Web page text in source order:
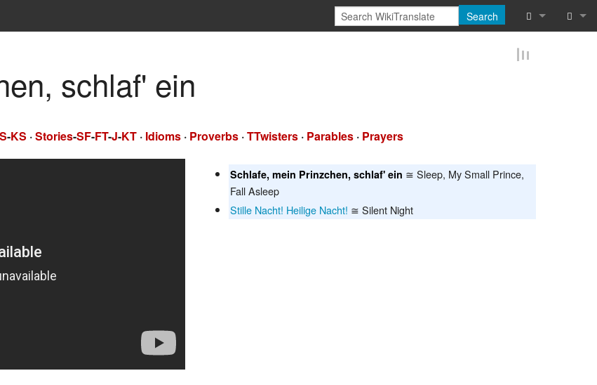
Search
schlaf' ein
-KS ·Stories-SF-FT-J-KT · Idioms · Proverbs ·TTwisters · Parables · Prayers
Schlafe, mein Prinzchen, schlaf' ein ≅ Sleep, My Small Prince,
Fall Asleep
Stille Nacht! Heilige Nacht! ≅ Silent Night